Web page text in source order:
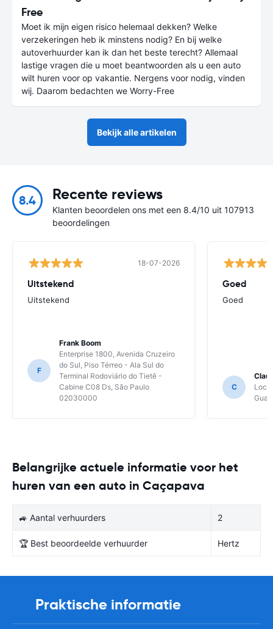
Free
Moet ik mijn eigen risico helemaal dekken? Welke
verzekeringen heb ik minstens nodig? En bij welke
autoverhuurder kan ik dan het beste terecht? Allemaal
lastige vragen die u moet beantwoorden als u een auto
wilt huren voor op vakantie. Nergens voor nodig, vinden
wij. Daarom bedachten we Worry-Free
Bekijk alle artikelen
8.4 Recente reviews
Klanten beoordelen ons met een 8.4/10 uit 107913
beoordelingen
18-07-2026
Uitstekend
Uitstekend
F
Frank Boom
Enterprise 1800, Avenida Cruzeiro
do Sul, Piso Térreo - Ala Sul do
Terminal Rodoviário do Tietê -
Cabine C08 Ds, São Paulo
02030000
Goed
Goed
C
Belangrijke actuele informatie voor het
huren van een auto in Caçapava
🚙 Aantal verhuurders 2
🏆 Best beoordeelde verhuurder Hertz
Praktische informatie